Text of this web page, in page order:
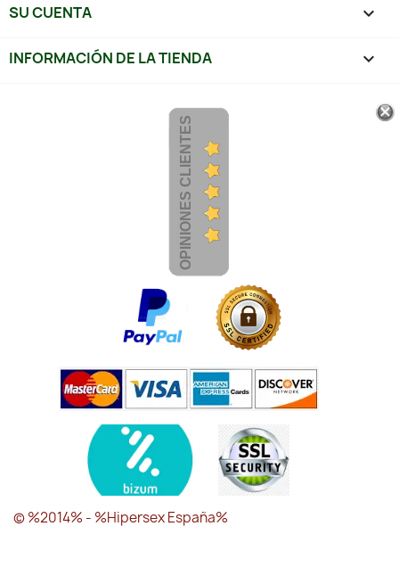
SU CUENTA 
INFORMACIÓN DE LA TIENDA keyboard_arrow_down
OPINIONES CLIENTES
© %2014% - %Hipersex España%